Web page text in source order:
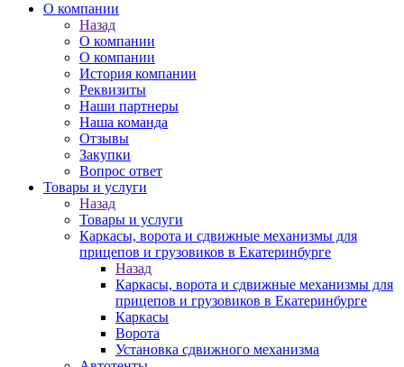
О компании
Назад
О компании
О компании
История компании
Реквизиты
Наши партнеры
Наша команда
Отзывы
Закупки
Вопрос ответ
Товары и услуги
Назад
Товары и услуги
Каркасы, ворота и сдвижные механизмы для
прицепов и грузовиков в Екатеринбурге
Назад
Каркасы, ворота и сдвижные механизмы для
прицепов и грузовиков в Екатеринбурге
Каркасы
Ворота
Установка сдвижного механизма